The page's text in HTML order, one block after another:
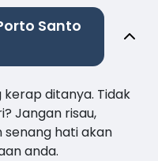
Santo
kerap ditanya. Tidak
Jangan risau,
senang hati akan
anda.